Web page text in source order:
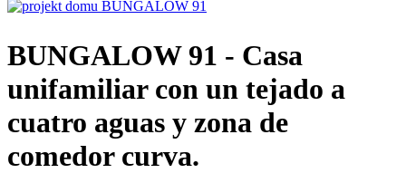
BUNGALOW 91 - Casa
unifamiliar con un tejado a
cuatro aguas y zona de
comedor curva.